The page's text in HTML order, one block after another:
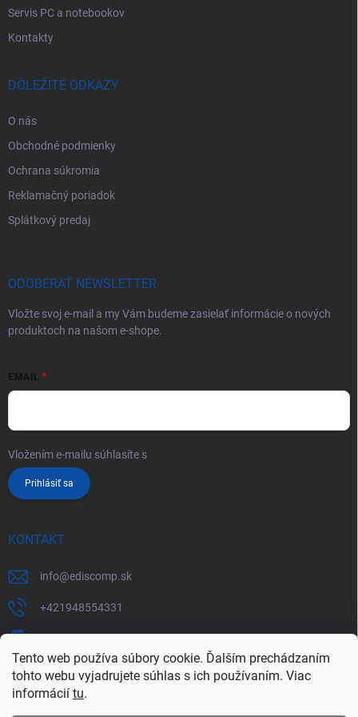
Tento web používa súbory cookie. Ďalším prechádzaním
tohto webu vyjadrujete súhlas s ich používaním. Viac
informácií tu.
Servis PC a notebookov
Kontakty
DÔLEŽITÉ ODKAZY
O nás
Obchodné podmienky
Ochrana súkromia
Reklamačný poriadok
Splátkový predaj
ODOBERAŤ NEWSLETTER
Vložte svoj e-mail a my Vám budeme zasielať informácie o nových
produktoch na našom e-shope.
EMAIL
Vložením e-mailu súhlasíte s
Prihlásiť sa
KONTAKT
info@ediscomp.sk
+421948554331